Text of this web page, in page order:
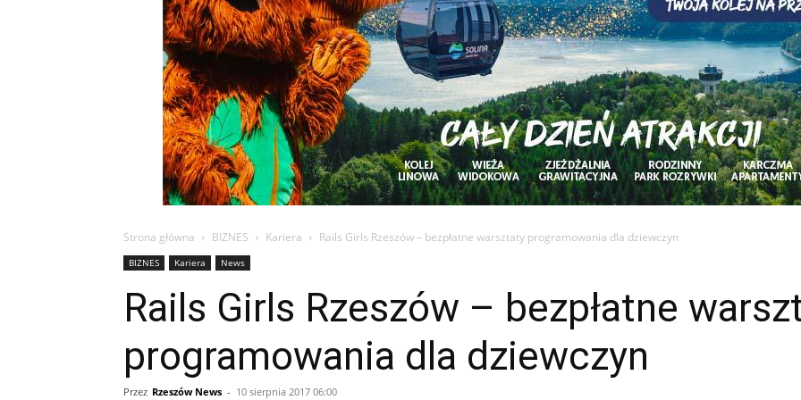
Strona główna BIZNES Kariera Rails Girls Rzeszów – bezpłatne warsztaty programowania dla dziewczyn
BIZNES Kariera News
Rails Girls Rzeszów – bezpłatne
programowania dla dziewczyn
Przez Rzeszów News - 10 sierpnia 2017 06:00